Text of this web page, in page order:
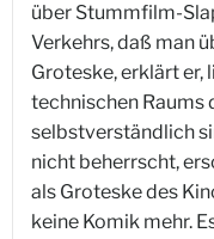
über Stummfilm-
Verkehrs, daß man
Groteske, erklärt er,
technischen Raums
selbstverständlich
nicht beherrscht,
als Groteske des
keine Komik mehr.